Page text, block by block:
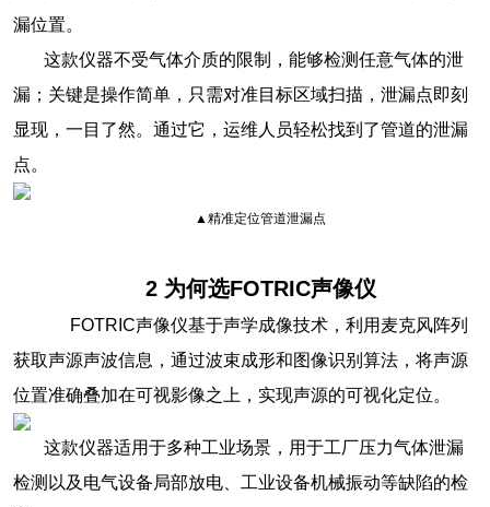
漏位置。
这款仪器不受气体介质的限制，能够检测任意气体的泄
漏；关键是操作简单，只需对准目标区域扫描，泄漏点即刻
显现，一目了然。通过它，运维人员轻松找到了管道的泄漏
点。
▲精准定位管道泄漏点
2 为何选FOTRIC声像仪
FOTRIC声像仪基于声学成像技术，利用麦克风阵列
获取声源声波信息，通过波束成形和图像识别算法，将声源
位置准确叠加在可视影像之上，实现声源的可视化定位。
这款仪器适用于多种工业场景，用于工厂压力气体泄漏
检测以及电气设备局部放电、工业设备机械振动等缺陷的检